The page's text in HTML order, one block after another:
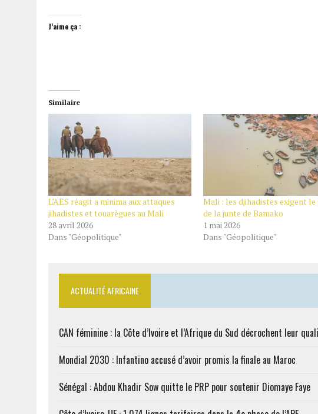
J’aime ça :
Similaire
L’AES réagit a minima aux attaques
jihadistes et touarègues au Mali
28 avril 2026
Dans "Géopolitique"
Mali : les djihadistes exigent
de la junte de Bamako
1 mai 2026
Dans "Géopolitique"
ACTUALITÉ AFRICAINE
CAN féminine : la Côte d’Ivoire et l’Afrique du Sud décrochent leur
Mondial 2030 : Infantino accusé d’avoir promis la finale au Maroc
Sénégal : Abdou Khadir Sow quitte le PRP pour soutenir Diomaye Faye